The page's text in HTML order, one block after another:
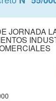
JORNADA